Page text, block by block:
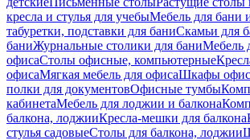
кресла и стулья для учебыМебель для бани
табуретки, подставки для баниСкамьи для
баниЖурнальные столики для баниМебель
офисаСтолы офисные, компьютерные
офисаМягкая мебель для офисаШкафы
полки для документовОфисные тумбы
кабинетаМебель для лоджии и балкона
балкона, лоджииКресла-мешки для балкона
стулья садовыеСтолы для балкона, лоджии